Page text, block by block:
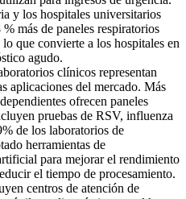
y los hospitales universitarios
más de paneles respiratorios
que convierte a los hospitales en
agudo.
clínicos representan
aplicaciones del mercado. Más
ofrecen paneles
pruebas de RSV, influenza
de los laboratorios de
herramientas de
para mejorar el rendimiento
el tiempo de procesamiento.
centros de atención de